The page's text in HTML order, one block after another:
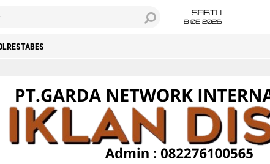
SABTU
8 08 2026